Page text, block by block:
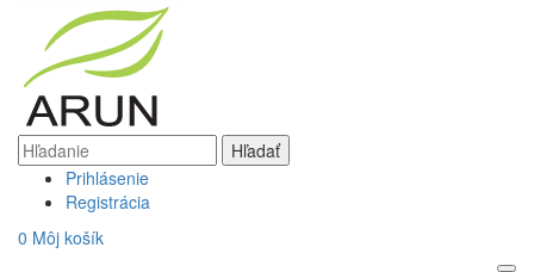
Prihlásenie
Registrácia
0 Môj košík